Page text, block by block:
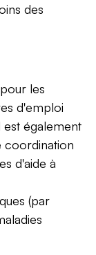
des
les
d'emploi
également
coordination
d'aide à
(par